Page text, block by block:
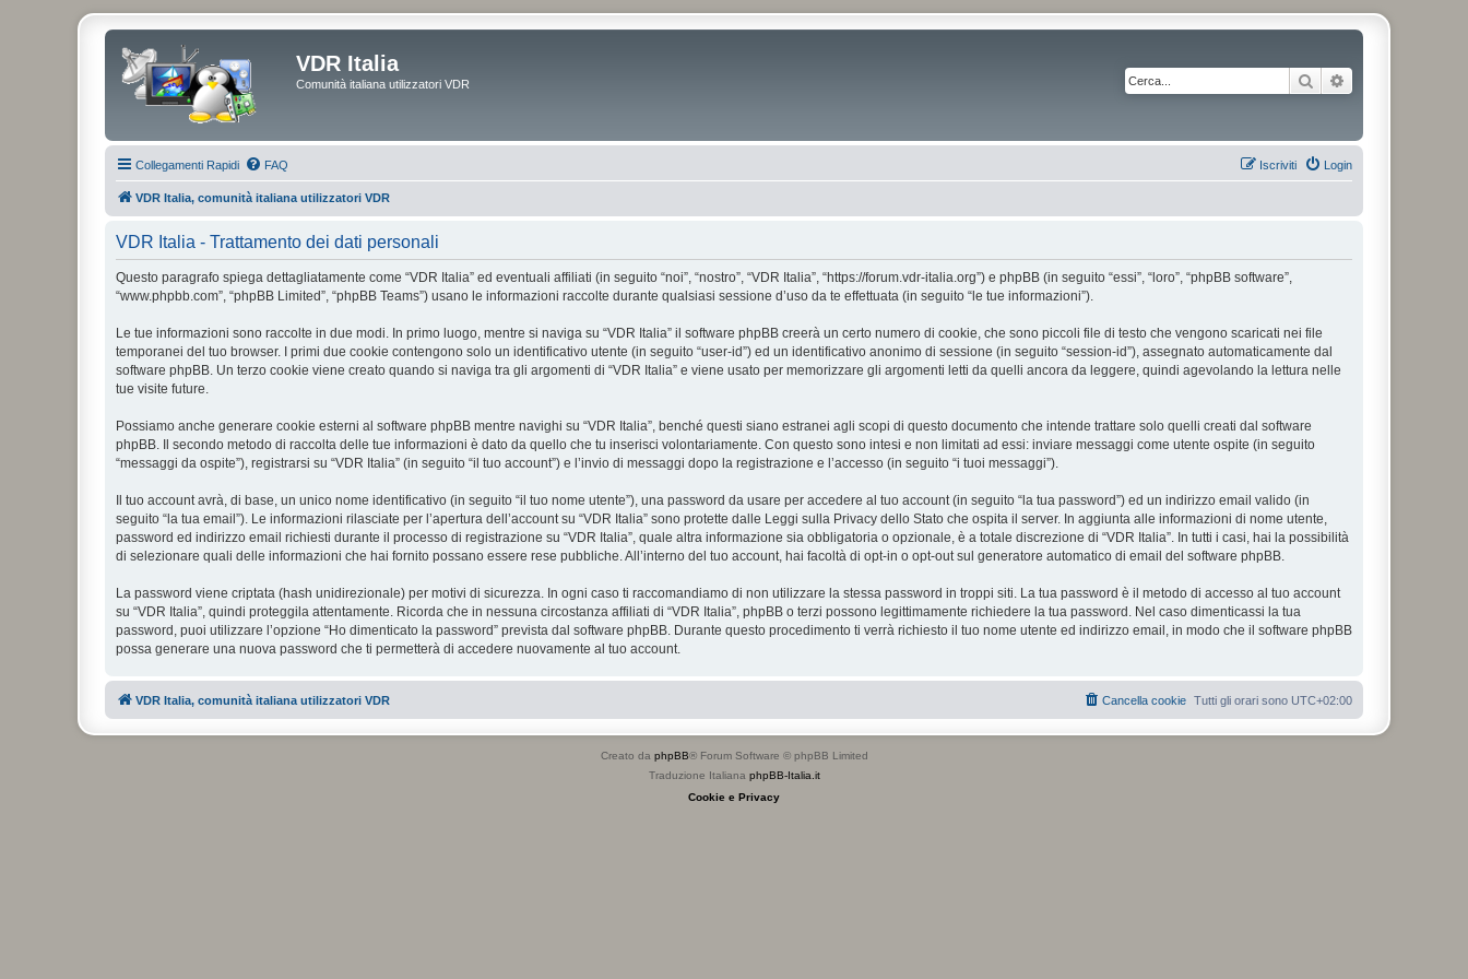
VDR Italia
Comunità italiana utilizzatori VDR Cerca
Collegamenti Rapidi FAQ Login
Iscriviti
VDR Italia, comunità italiana utilizzatori VDR
VDR Italia - Trattamento dei dati personali
Questo paragrafo spiega dettagliatamente come “VDR Italia” ed eventuali affiliati (in seguito “noi”, “nostro”, “VDR Italia”, “https://forum.vdr-italia.org”) e phpBB (in seguito “essi”, “loro”, “phpBB software”,
“www.phpbb.com”, “phpBB Limited”, “phpBB Teams”) usano le informazioni raccolte durante qualsiasi sessione d’uso da te effettuata (in seguito “le tue informazioni”).
Le tue informazioni sono raccolte in due modi. In primo luogo, mentre si naviga su “VDR Italia” il software phpBB creerà un certo numero di cookie, che sono piccoli file di testo che vengono scaricati nei file
temporanei del tuo browser. I primi due cookie contengono solo un identificativo utente (in seguito “user-id”) ed un identificativo anonimo di sessione (in seguito “session-id”), assegnato automaticamente dal
software phpBB. Un terzo cookie viene creato quando si naviga tra gli argomenti di “VDR Italia” e viene usato per memorizzare gli argomenti letti da quelli ancora da leggere, quindi agevolando la lettura nelle
tue visite future.
Possiamo anche generare cookie esterni al software phpBB mentre navighi su “VDR Italia”, benché questi siano estranei agli scopi di questo documento che intende trattare solo quelli creati dal software
phpBB. Il secondo metodo di raccolta delle tue informazioni è dato da quello che tu inserisci volontariamente. Con questo sono intesi e non limitati ad essi: inviare messaggi come utente ospite (in seguito
“messaggi da ospite”), registrarsi su “VDR Italia” (in seguito “il tuo account”) e l’invio di messaggi dopo la registrazione e l’accesso (in seguito “i tuoi messaggi”).
Il tuo account avrà, di base, un unico nome identificativo (in seguito “il tuo nome utente”), una password da usare per accedere al tuo account (in seguito “la tua password”) ed un indirizzo email valido (in
seguito “la tua email”). Le informazioni rilasciate per l’apertura dell’account su “VDR Italia” sono protette dalle Leggi sulla Privacy dello Stato che ospita il server. In aggiunta alle informazioni di nome utente,
password ed indirizzo email richiesti durante il processo di registrazione su “VDR Italia”, quale altra informazione sia obbligatoria o opzionale, è a totale discrezione di “VDR Italia”. In tutti i casi, hai la possibilità
di selezionare quali delle informazioni che hai fornito possano essere rese pubbliche. All’interno del tuo account, hai facoltà di opt-in o opt-out sul generatore automatico di email del software phpBB.
La password viene criptata (hash unidirezionale) per motivi di sicurezza. In ogni caso ti raccomandiamo di non utilizzare la stessa password in troppi siti. La tua password è il metodo di accesso al tuo account
su “VDR Italia”, quindi proteggila attentamente. Ricorda che in nessuna circostanza affiliati di “VDR Italia”, phpBB o terzi possono legittimamente richiedere la tua password. Nel caso dimenticassi la tua
password, puoi utilizzare l’opzione “Ho dimenticato la password” prevista dal software phpBB. Durante questo procedimento ti verrà richiesto il tuo nome utente ed indirizzo email, in modo che il software phpBB
possa generare una nuova password che ti permetterà di accedere nuovamente al tuo account.
VDR Italia, comunità italiana utilizzatori VDR Tutti gli orari sono UTC+02:00
Cancella cookie
Creato da phpBB® Forum Software © phpBB Limited
Traduzione Italiana phpBB-Italia.it
Cookie e Privacy